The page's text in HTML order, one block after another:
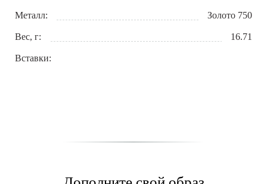
Металл: Золото 750
Вес, г: 16.71
Вставки: